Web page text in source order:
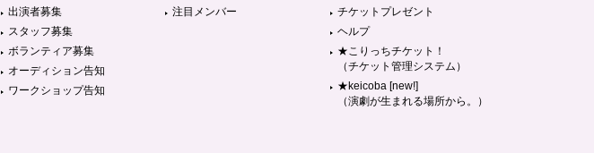
出演者募集
スタッフ募集
ボランティア募集
オーディション告知
ワークショップ告知
注目メンバー
チケットプレゼント
ヘルプ
★こりっちチケット！
（チケット管理システム）
★keicoba [new!]
（演劇が生まれる場所から。）